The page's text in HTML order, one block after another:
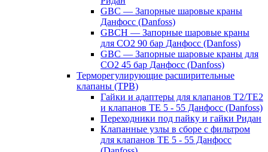
GBC — Запорные шаровые краны
Данфосс (Danfoss)
GBCH — Запорные шаровые краны
для CO2 90 бар Данфосс (Danfoss)
GBC — Запорные шаровые краны для
CO2 45 бар Данфосс (Danfoss)
Терморегулирующие расширительные
клапаны (ТРВ)
Гайки и адаптеры для клапанов T2/TE2
и клапанов TE 5 - 55 Данфосс (Danfoss)
Переходники под пайку и гайки Ридан
Клапанные узлы в сборе с фильтром
для клапанов TE 5 - 55 Данфосс